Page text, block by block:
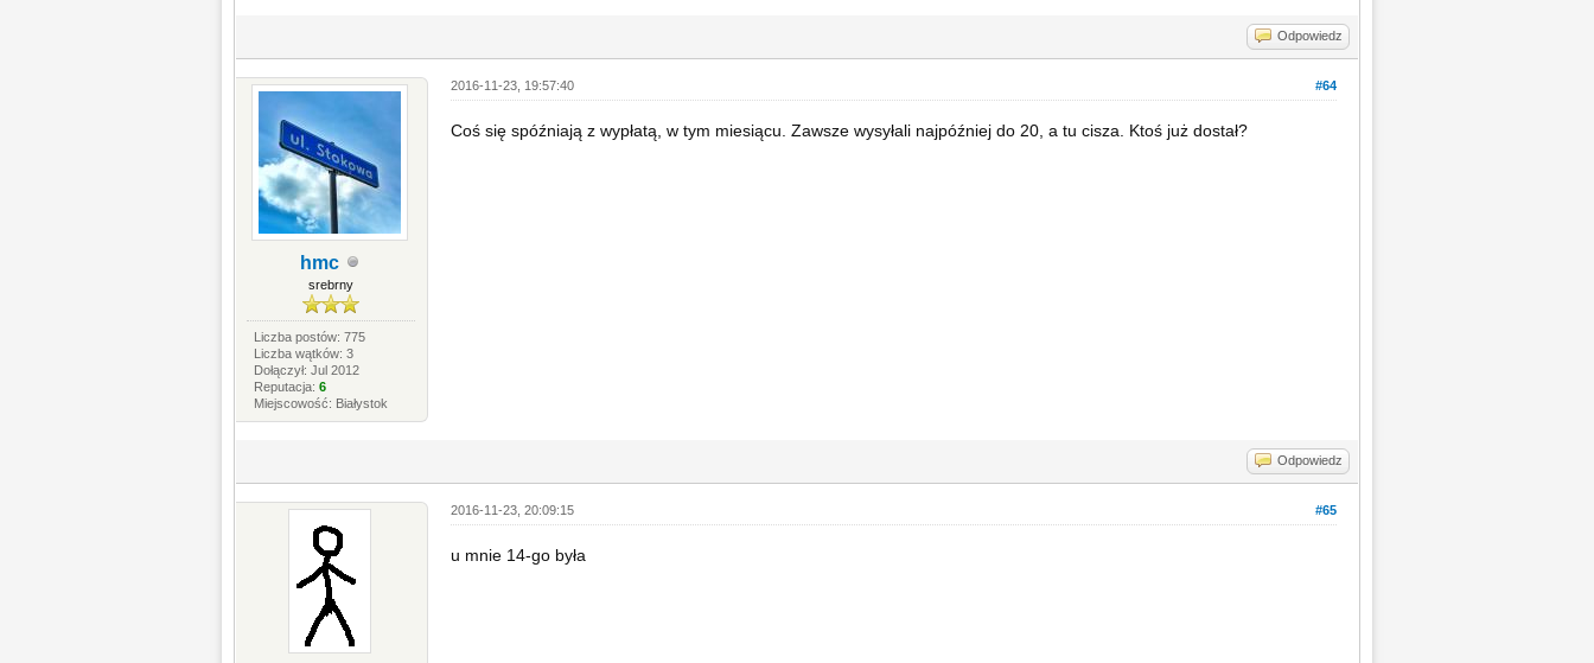
Odpowiedz
hmc
srebrny
Liczba postów: 775
Liczba wątków: 3
Dołączył: Jul 2012
Reputacja:6
Miejscowość: Białystok
#64
2016-11-23, 19:57:40
Coś się spóźniają z wypłatą, w tym miesiącu. Zawsze wysyłali najpóźniej do 20, a tu cisza. Ktoś już dostał?
Odpowiedz
#65
2016-11-23, 20:09:15
u mnie 14-go była